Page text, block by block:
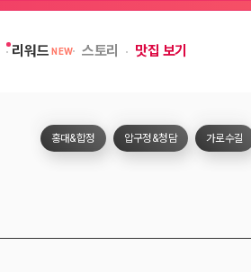
리워드 NEW 스토리 맛집 보기
홍대&합정 압구정&청담 가로수길